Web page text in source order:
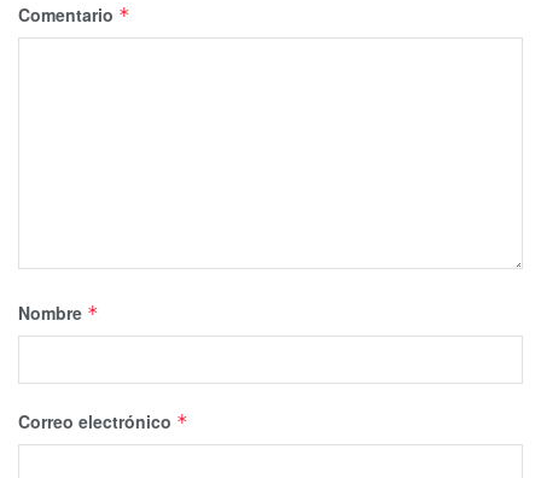
Comentario *
Nombre *
Correo electrónico *